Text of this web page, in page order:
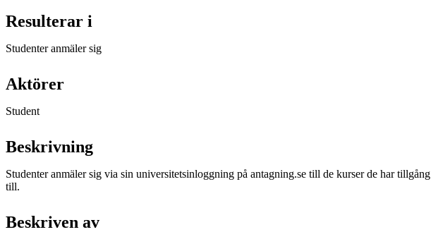
Resulterar i
Studenter anmäler sig
Aktörer
Student
Beskrivning
Studenter anmäler sig via sin universitetsinloggning på antagning.se till de kurser de har tillgång
till.
Beskriven av